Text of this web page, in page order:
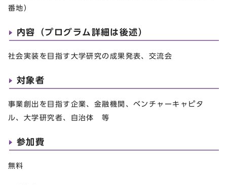
番地）
内容（プログラム詳細は後述）
社会実装を目指す大学研究の成果発表、交流会
対象者
事業創出を目指す企業、金融機関、ベンチャーキャピタ
ル、大学研究者、自治体 等
参加費
無料